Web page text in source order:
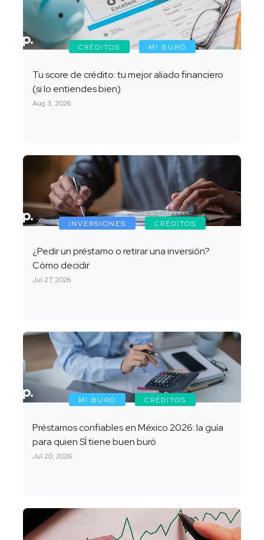
CRÉDITOS MI BURÓ
Tu score de crédito: tu mejor aliado financiero
(si lo entiendes bien)
Aug 3, 2026
INVERSIONES CRÉDITOS
¿Pedir un préstamo o retirar una inversión?
Cómo decidir
Jul 27, 2026
MI BURÓ CRÉDITOS
Préstamos confiables en México 2026: la guía
para quien SÍ tiene buen buró
Jul 20, 2026